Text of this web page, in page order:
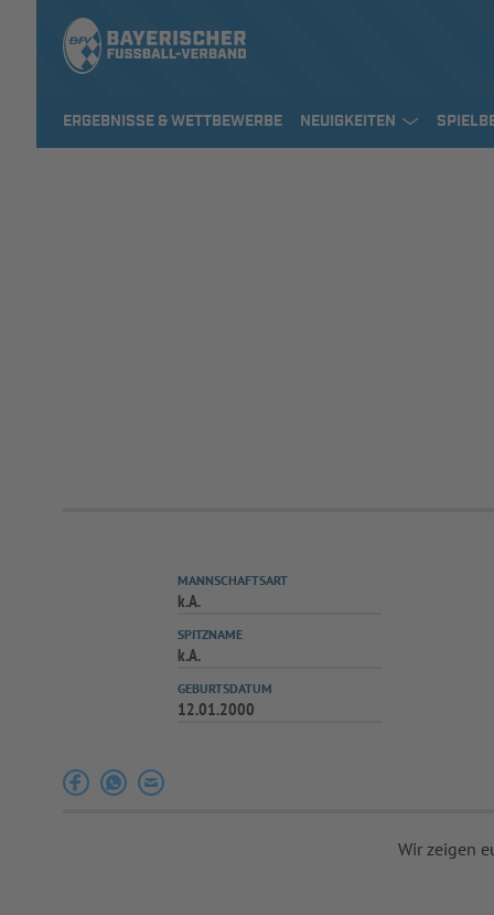
ERGEBNISSE & WETTBEWERBE NEUIGKEITEN
MANNSCHAFTSART
k.A.
SPITZNAME
k.A.
GEBURTSDATUM
12.01.2000
Wir zeigen